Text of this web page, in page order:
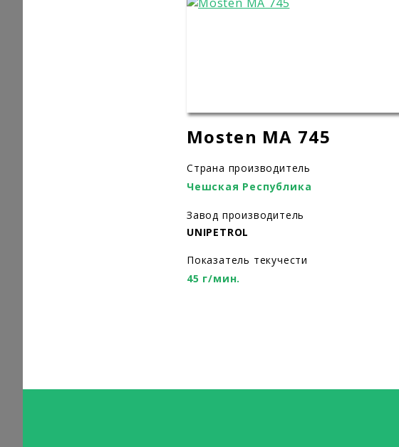
Mosten MA 745
Страна производитель
Чешская Республика
Завод производитель
UNIPETROL
Показатель текучести
45 г/мин.